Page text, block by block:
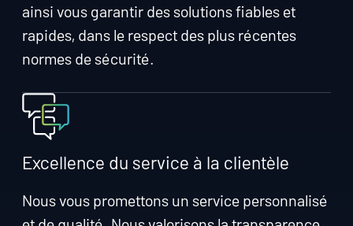
ainsi vous garantir des solutions fiables et
rapides, dans le respect des plus récentes
normes de sécurité.
Excellence du service à la clientèle
Nous vous promettons un service personnalisé